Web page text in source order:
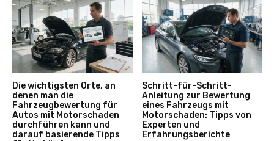
Die wichtigsten Orte, an
denen man die
Fahrzeugbewertung für
Autos mit Motorschaden
durchführen kann und
darauf basierende Tipps
Schritt-für-Schritt-
Anleitung zur Bewertung
eines Fahrzeugs mit
Motorschaden: Tipps von
Experten und
Erfahrungsberichte